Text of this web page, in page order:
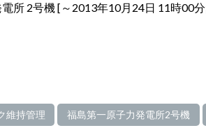
所 2号機 [～2013年10月24日 11時00
維持管理 福島第一原子力発電所2号機